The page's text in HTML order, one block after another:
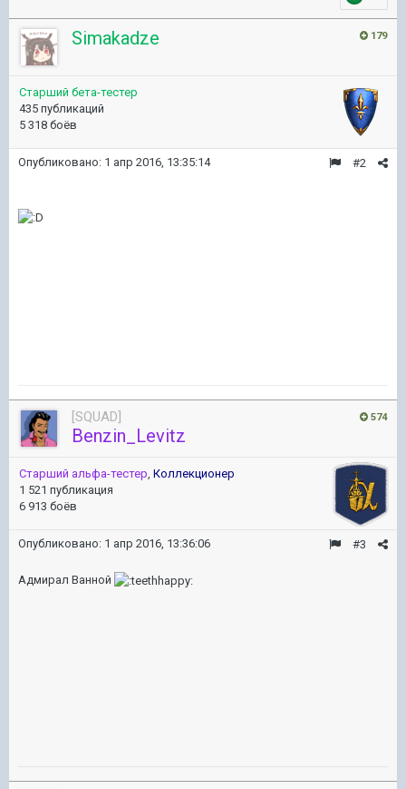
179
Simakadze
Старший бета-тестер
435 публикаций
5 318 боёв
#2
Опубликовано: 1 апр 2016, 13:35:14
574
[SQUAD]
Benzin_Levitz
Старший альфа-тестер, Коллекционер
1 521 публикация
6 913 боёв
#3
Опубликовано: 1 апр 2016, 13:36:06
Адмирал Ванной